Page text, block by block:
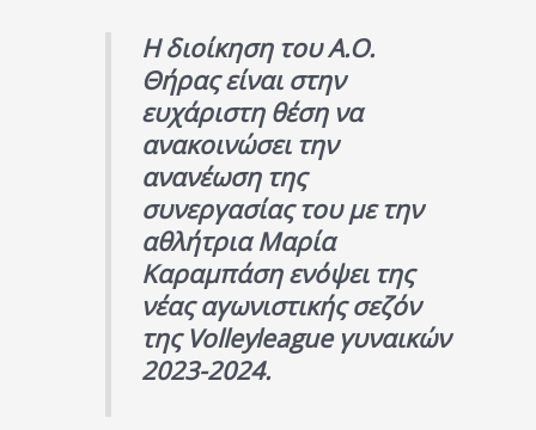
Η διοίκηση του Α.Ο.
Θήρας είναι στην
ευχάριστη θέση να
ανακοινώσει την
ανανέωση της
συνεργασίας του με την
αθλήτρια Μαρία
Καραμπάση ενόψει της
νέας αγωνιστικής σεζόν
της Volleyleague γυναικών
2023-2024.